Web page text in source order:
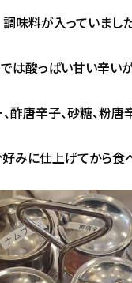
調味料が入っていました
は酸っぱい甘い辛い
酢唐辛子、砂糖、粉
みに仕上げてから食